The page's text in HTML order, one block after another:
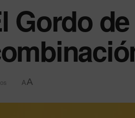
Gordo
AA